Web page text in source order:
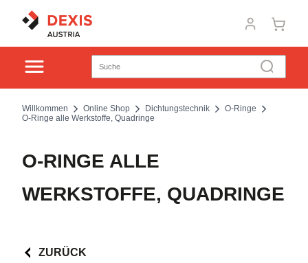
Willkommen Online Shop Dichtungstechnik
O-Ringe
O-Ringe alle Werkstoffe, Quadringe
O-RINGE ALLE
WERKSTOFFE, QUADRINGE
ZURÜCK